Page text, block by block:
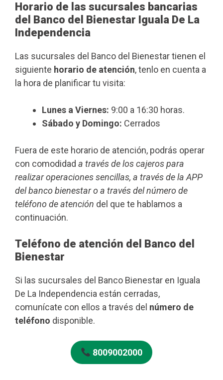
Horario de las sucursales bancarias
del Banco del Bienestar Iguala De La
Independencia
Las sucursales del Banco del Bienestar tienen el
siguiente horario de atención, tenlo en cuenta a
la hora de planificar tu visita:
Lunes a Viernes: 9:00 a 16:30 horas.
Sábado y Domingo: Cerrados
Fuera de este horario de atención, podrás operar
con comodidad a través de los cajeros para
realizar operaciones sencillas, a través de la APP
del banco bienestar o a través del número de
teléfono de atención del que te hablamos a
continuación.
Teléfono de atención del Banco del
Bienestar
Si las sucursales del Banco Bienestar en Iguala
De La Independencia están cerradas,
comunícate con ellos a través del número de
teléfono disponible.
8009002000